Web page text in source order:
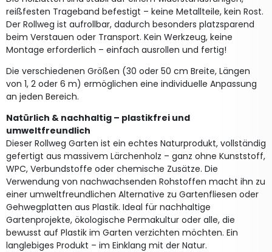
reißfesten Trageband befestigt – keine Metallteile, kein Rost.
Der Rollweg ist aufrollbar, dadurch besonders platzsparend
beim Verstauen oder Transport. Kein Werkzeug, keine
Montage erforderlich – einfach ausrollen und fertig!
Die verschiedenen Größen (30 oder 50 cm Breite, Längen
von 1, 2 oder 6 m) ermöglichen eine individuelle Anpassung
an jeden Bereich.
Natürlich & nachhaltig – plastikfrei und
umweltfreundlich
Dieser Rollweg Garten ist ein echtes Naturprodukt, vollständig
gefertigt aus massivem Lärchenholz – ganz ohne Kunststoff,
WPC, Verbundstoffe oder chemische Zusätze. Die
Verwendung von nachwachsenden Rohstoffen macht ihn zu
einer umweltfreundlichen Alternative zu Gartenfliesen oder
Gehwegplatten aus Plastik. Ideal für nachhaltige
Gartenprojekte, ökologische Permakultur oder alle, die
bewusst auf Plastik im Garten verzichten möchten. Ein
langlebiges Produkt – im Einklang mit der Natur.